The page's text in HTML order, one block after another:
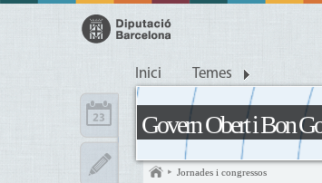
Inici Temes
Govern Obert i Bon
Jornades i congressos